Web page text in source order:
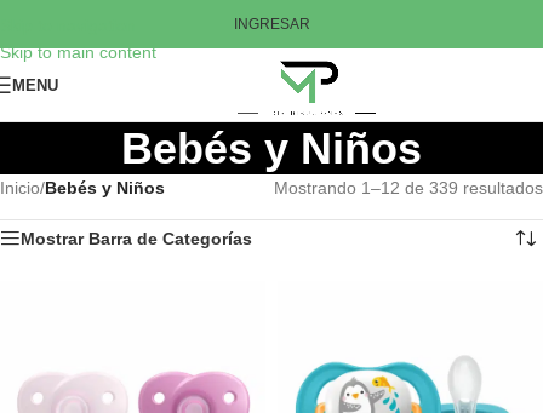
Skip to main content
INGRESAR
MENU
Bebés y Niños
Inicio/Bebés y Niños Mostrando 1–12 de 339 resultados
Mostrar Barra de Categorías